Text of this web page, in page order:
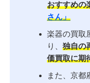
おすすめの
さん」
楽器の買取
り、 独自の
価買取に期
また、京都